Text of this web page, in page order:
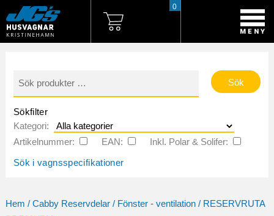
0
efter:
Sökfilter
Kategori:
Artikelnummer:
EAN:
Inkl. Polar & Solifer:
Sök i vagnsspecifikationer
Hem / Cabby Reservdelar/ Fönster - ventilation/ RESERVRUTA